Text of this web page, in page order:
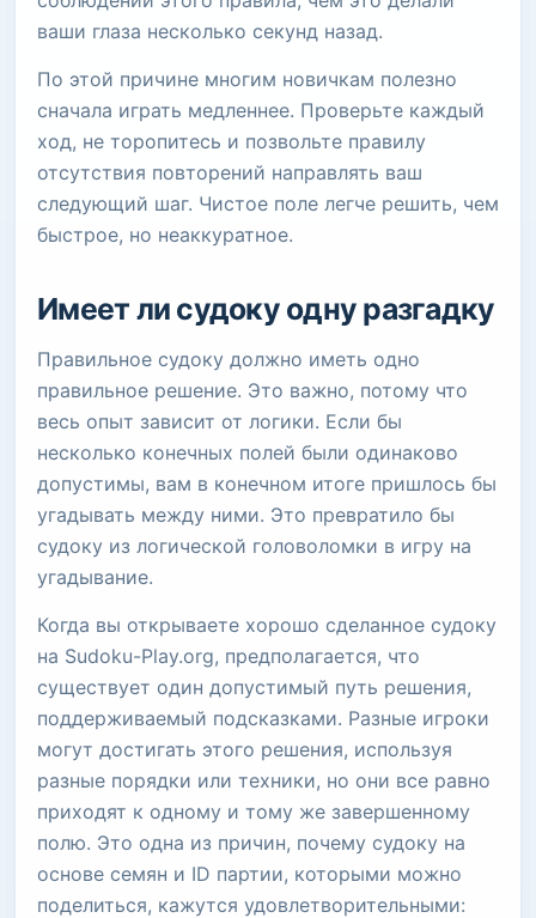
ваши глаза несколько секунд назад.
По этой причине многим новичкам полезно
сначала играть медленнее. Проверьте каждый
ход, не торопитесь и позвольте правилу
отсутствия повторений направлять ваш
следующий шаг. Чистое поле легче решить, чем
быстрое, но неаккуратное.
Имеет ли судоку одну разгадку
Правильное судоку должно иметь одно
правильное решение. Это важно, потому что
весь опыт зависит от логики. Если бы
несколько конечных полей были одинаково
допустимы, вам в конечном итоге пришлось бы
угадывать между ними. Это превратило бы
судоку из логической головоломки в игру на
угадывание.
Когда вы открываете хорошо сделанное судоку
на Sudoku-Play.org, предполагается, что
существует один допустимый путь решения,
поддерживаемый подсказками. Разные игроки
могут достигать этого решения, используя
разные порядки или техники, но они все равно
приходят к одному и тому же завершенному
полю. Это одна из причин, почему судоку на
основе семян и ID партии, которыми можно
поделиться, кажутся удовлетворительными: